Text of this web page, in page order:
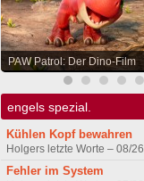
PAW Patrol: Der Dino-Film
engels spezial.
Kühlen Kopf bewahren
Holgers letzte Worte – 08/26
Fehler im System